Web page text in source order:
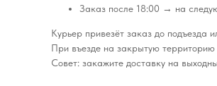
Заказ после 18:00 → на
Курьер привезёт заказ до подъезда
При въезде на закрытую территорию
Совет: закажите доставку на